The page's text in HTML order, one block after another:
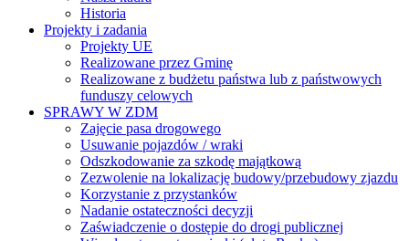
Historia
Projekty i zadania
Projekty UE
Realizowane przez Gminę
Realizowane z budżetu państwa lub z państwowych
funduszy celowych
SPRAWY W ZDM
Zajęcie pasa drogowego
Usuwanie pojazdów / wraki
Odszkodowanie za szkodę majątkową
Zezwolenie na lokalizację budowy/przebudowy zjazdu
Korzystanie z przystanków
Nadanie ostateczności decyzji
Zaświadczenie o dostępie do drogi publicznej